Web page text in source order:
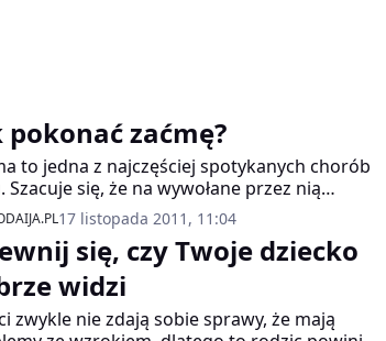
pokonać zaćmę?
to jedna z najczęściej spotykanych chorób
Szacuje się, że na wywołane przez nią
wzroku choruje ponad 800 tys.
Przy braku skuteczności leczenia
jedynym sposobem na
idealnego wzroku jest wszczepienie
sztucznej soczewki, w miejsce zmętniałej
Dzięki takiemu zabiegowi zarówno
17 listopada 2011, 11:04
się, czy Twoje dziecko
widzi
zwykle nie zdają sobie sprawy, że mają